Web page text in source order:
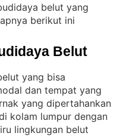
belut yang
berikut ini
Belut
yang bisa
dan tempat yang
yang dipertahankan
kolam lumpur dengan
lingkungan belut